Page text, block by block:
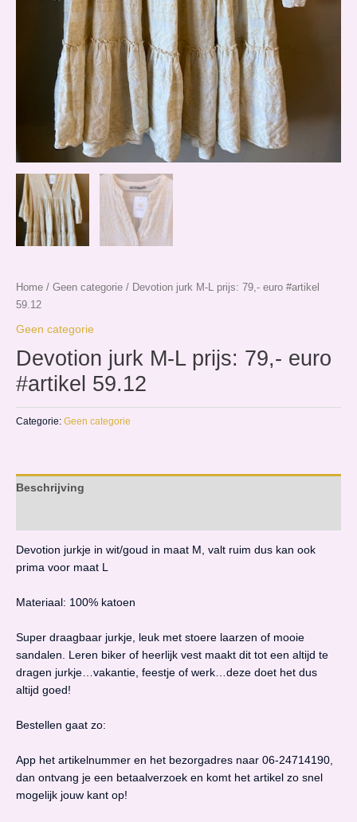
Home / Geen categorie / Devotion jurk M-L prijs: 79,- euro #artikel
59.12
Geen categorie
Devotion jurk M-L prijs: 79,- euro
#artikel 59.12
Categorie: Geen categorie
Beschrijving
Devotion jurkje in wit/goud in maat M, valt ruim dus kan ook
prima voor maat L
Materiaal: 100% katoen
Super draagbaar jurkje, leuk met stoere laarzen of mooie
sandalen. Leren biker of heerlijk vest maakt dit tot een altijd te
dragen jurkje…vakantie, feestje of werk…deze doet het dus
altijd goed!
Bestellen gaat zo:
App het artikelnummer en het bezorgadres naar 06-24714190,
dan ontvang je een betaalverzoek en komt het artikel zo snel
mogelijk jouw kant op!